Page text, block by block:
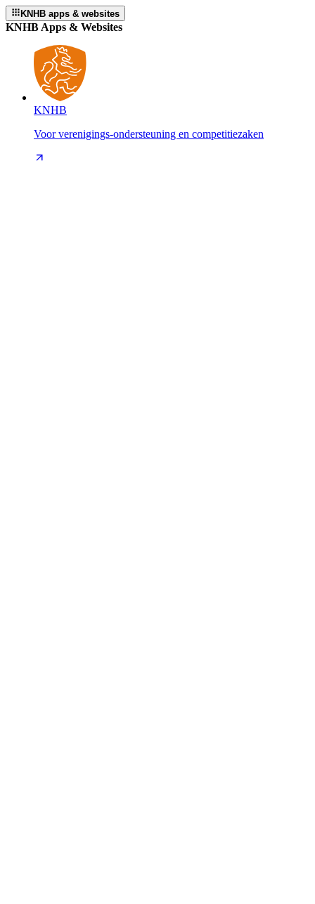
KNHB apps & websites
KNHB Apps & Websites
KNHB
Voor verenigings-ondersteuning en competitiezaken